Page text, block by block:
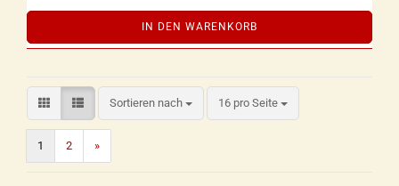
IN DEN WARENKORB
Sortieren nach 16 pro Seite
1 2 »